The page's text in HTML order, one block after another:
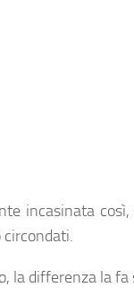
incasinata
la differenza la